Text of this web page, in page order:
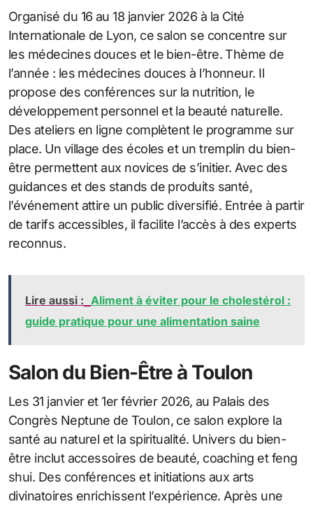
Organisé du 16 au 18 janvier 2026 à la Cité
Internationale de Lyon, ce salon se concentre sur
les médecines douces et le bien-être. Thème de
l’année : les médecines douces à l’honneur. Il
propose des conférences sur la nutrition, le
développement personnel et la beauté naturelle.
Des ateliers en ligne complètent le programme sur
place. Un village des écoles et un tremplin du bien-
être permettent aux novices de s’initier. Avec des
guidances et des stands de produits santé,
l’événement attire un public diversifié. Entrée à partir
de tarifs accessibles, il facilite l’accès à des experts
reconnus.
Lire aussi : Aliment à éviter pour le cholestérol :
guide pratique pour une alimentation saine
Salon du Bien-Être à Toulon
Les 31 janvier et 1er février 2026, au Palais des
Congrès Neptune de Toulon, ce salon explore la
santé au naturel et la spiritualité. Univers du bien-
être inclut accessoires de beauté, coaching et feng
shui. Des conférences et initiations aux arts
divinatoires enrichissent l’expérience. Après une